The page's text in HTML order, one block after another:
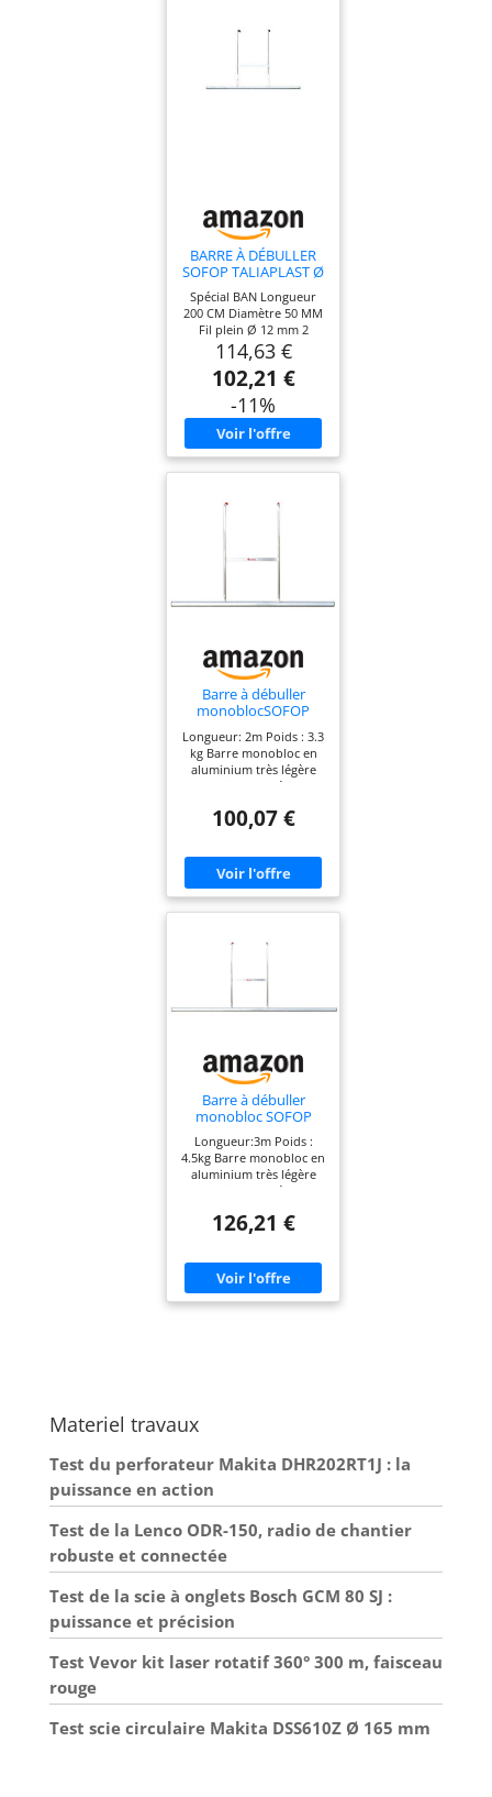
BARRE À DÉBULLER
SOFOP TALIAPLAST Ø
50 LONGUEUR 2M -
442303
Spécial BAN Longueur
200 CM Diamètre 50 MM
Fil plein Ø 12 mm 2
hauteurs de bras : 0,80
m ou 0,88 m.
114,63 €
102,21 €
-11%
Barre à débuller
monoblocSOFOP
Longueur 2m en
aluminium Ø50 mm -
442333
Longueur: 2m Poids : 3.3
kg Barre monobloc en
aluminium très légère
pour lisser et débuller
100,07 €
Barre à débuller
monobloc SOFOP
TALIAPLAST
Longueur 3m en
aluminium Diam. 50
mm - 442334
Longueur:3m Poids :
4.5kg Barre monobloc en
aluminium très légère
pour lisser et débuller
à débuller monobloc en
SOFOP TALIAPLAST 4.5kg
Poids
126,21 €
Materiel travaux
Test du perforateur Makita DHR202RT1J : la
puissance en action
Test de la Lenco ODR-150, radio de chantier
robuste et connectée
Test de la scie à onglets Bosch GCM 80 SJ :
puissance et précision
Test Vevor kit laser rotatif 360° 300 m, faisceau
rouge
Test scie circulaire Makita DSS610Z Ø 165 mm